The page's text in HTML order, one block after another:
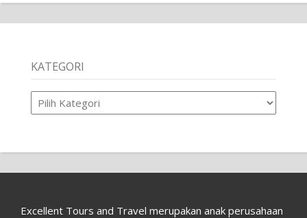
KATEGORI
Kategori
Excellent Tours and Travel merupakan anak perusahaan